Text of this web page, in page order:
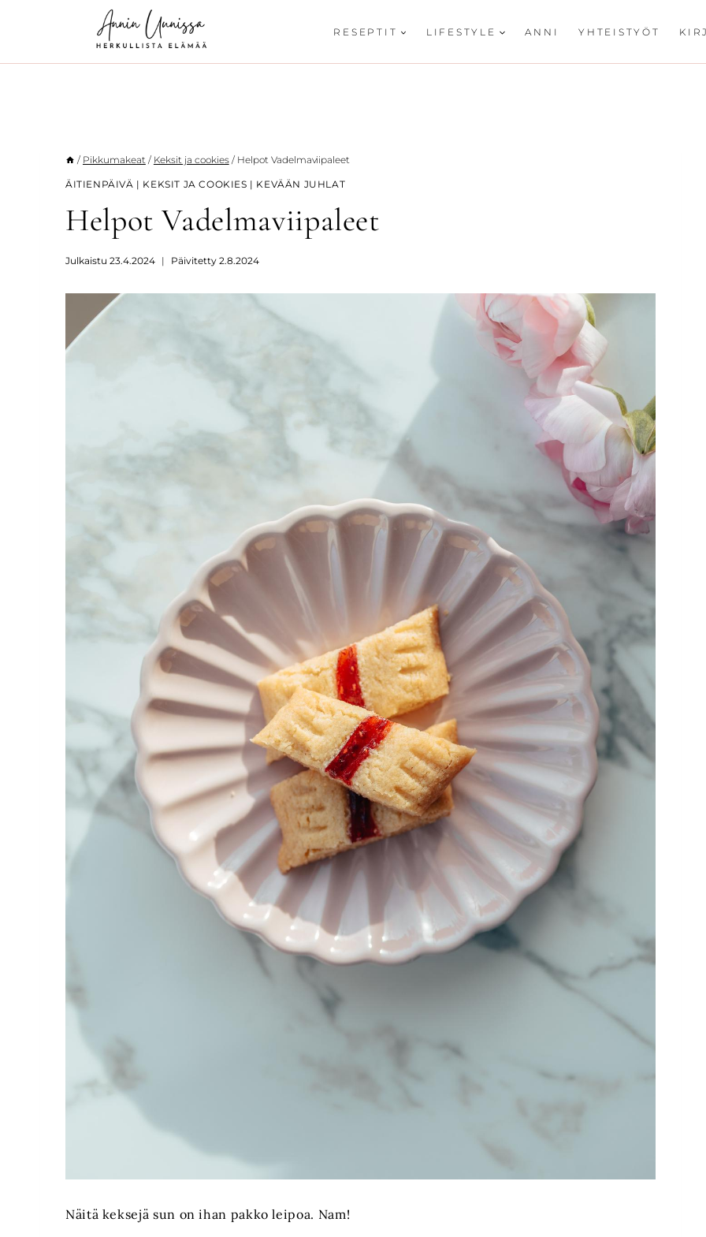
RESEPTIT LIFESTYLE ANNI YHTEISTYÖT
/ Pikkumakeat / Keksit ja cookies / Helpot Vadelmaviipaleet
ÄITIENPÄIVÄ | KEKSIT JA COOKIES | KEVÄÄN JUHLAT
Helpot Vadelmaviipaleet
Julkaistu 23.4.2024 Päivitetty 2.8.2024
Näitä keksejä sun on ihan pakko leipoa. Nam!